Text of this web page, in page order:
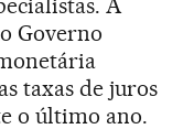
Governo
taxas de juros
o último ano.